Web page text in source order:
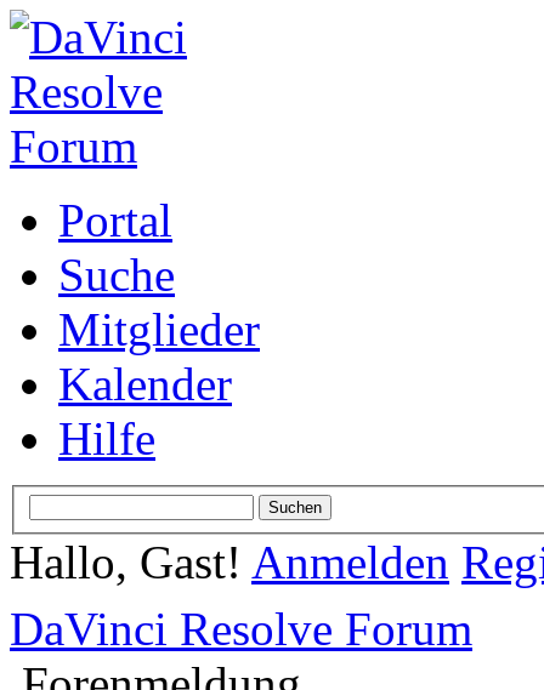
Portal
Suche
Mitglieder
Kalender
Hilfe
Hallo, Gast! Anmelden
DaVinci Resolve Forum